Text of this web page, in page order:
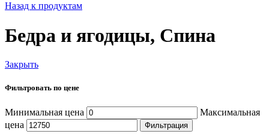
Назад к продуктам
Бедра и ягодицы, Спина
Закрыть
Фильтровать по цене
Минимальная цена
Максимальная
цена
Фильтрация